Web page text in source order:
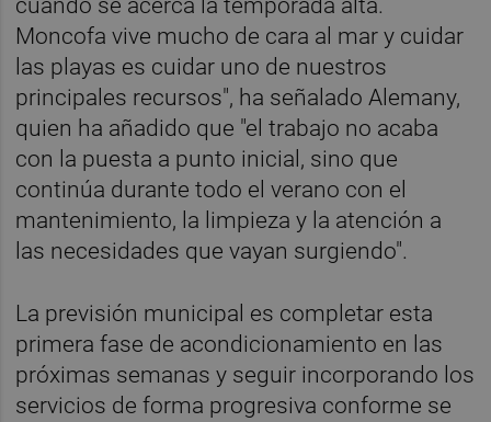
cuando se acerca la temporada alta.
Moncofa vive mucho de cara al mar y cuidar
las playas es cuidar uno de nuestros
principales recursos", ha señalado Alemany,
quien ha añadido que "el trabajo no acaba
con la puesta a punto inicial, sino que
continúa durante todo el verano con el
mantenimiento, la limpieza y la atención a
las necesidades que vayan surgiendo".
La previsión municipal es completar esta
primera fase de acondicionamiento en las
próximas semanas y seguir incorporando los
servicios de forma progresiva conforme se